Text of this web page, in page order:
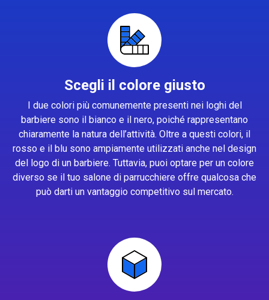
Scegli il colore giusto
I due colori più comunemente presenti nei loghi del
barbiere sono il bianco e il nero, poiché rappresentano
chiaramente la natura dell’attività. Oltre a questi colori, il
rosso e il blu sono ampiamente utilizzati anche nel design
del logo di un barbiere. Tuttavia, puoi optare per un colore
diverso se il tuo salone di parrucchiere offre qualcosa che
può darti un vantaggio competitivo sul mercato.